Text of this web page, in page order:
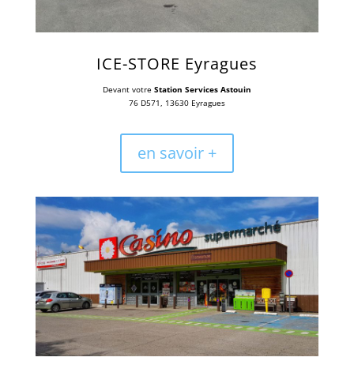
ICE-STORE Eyragues
Devant votre Station Services Astouin
76 D571, 13630 Eyragues
en savoir +